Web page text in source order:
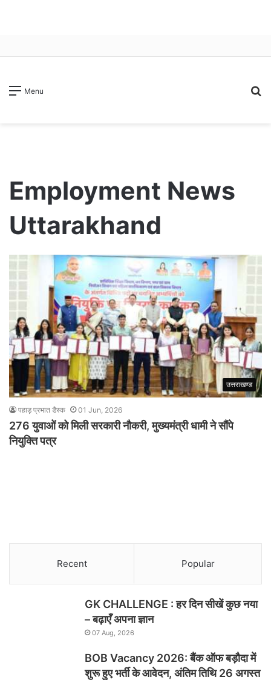
Menu
Employment News
Uttarakhand
उत्तराखण्ड
पहाड़ प्रभात डैस्क 01 Jun, 2026
276 युवाओं को मिली सरकारी नौकरी, मुख्यमंत्री धामी ने सौंपे
नियुक्ति पत्र
Recent Popular
GK CHALLENGE : हर दिन सीखें कुछ नया
– बढ़ाएँ अपना ज्ञान
07 Aug, 2026
BOB Vacancy 2026: बैंक ऑफ बड़ौदा में
शुरू हुए भर्ती के आवेदन, अंतिम तिथि 26 अगस्त